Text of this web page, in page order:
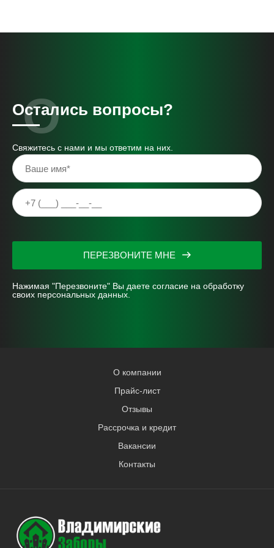
Остались вопросы?
Свяжитесь с нами и мы ответим на них.
ПЕРЕЗВОНИТЕ МНЕ
Нажимая "Перезвоните" Вы даете согласие на обработку
своих персональных данных.
О компании
Прайс-лист
Отзывы
Рассрочка и кредит
Вакансии
Контакты